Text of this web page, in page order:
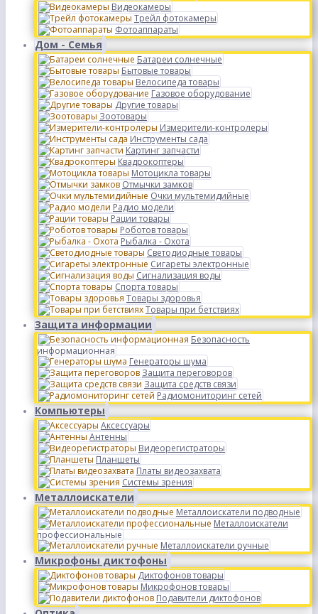
Видеокамеры
Трейл фотокамеры
Фотоаппараты
Дом - Семья
Батареи солнечные
Бытовые товары
Велосипеда товары
Газовое оборудование
Другие товары
Зоотовары
Измерители-контролеры
Инструменты сада
Картинг запчасти
Квадрокоптеры
Мотоцикла товары
Отмычки замков
Очки мультемидийные
Радио модели
Рации товары
Роботов товары
Рыбалка - Охота
Светодиодные товары
Сигареты электронные
Сигнализация воды
Спорта товары
Товары здоровья
Товары при бетствиях
Защита информации
Безопасность
информационная
Генераторы шума
Защита переговоров
Защита средств связи
Радиомониторинг сетей
Компьютеры
Аксессуары
Антенны
Видеорегистраторы
Планшеты
Платы видеозахвата
Системы зрения
Металлоискатели
Металлоискатели подводные
Металлоискатели
профессиональные
Металлоискатели ручные
Микрофоны диктофоны
Диктофонов товары
Микрофонов товары
Подавители диктофонов